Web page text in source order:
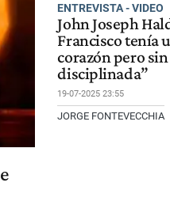
ENTREVISTA - VIDEO
John Joseph
Francisco tenía
corazón pero
disciplinada”
19-07-2025 23:55
JORGE FONTEVECCHIA